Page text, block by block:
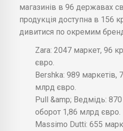
магазинів в 96 державах
продукція доступна в 156
дивитися по окремим
Zara: 2047 маркет, 96
євро.
Bershka: 989 маркетів,
млрд євро.
Pull &amp; Ведмідь: 870
оборот 1,86 млрд євро.
Massimo Dutti: 655